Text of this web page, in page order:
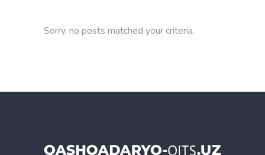
Sorry, no posts matched your criteria.